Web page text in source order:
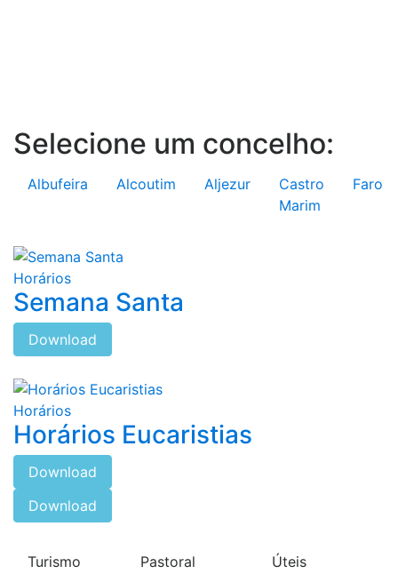
Selecione um concelho:
Albufeira Alcoutim Aljezur
Castro
Marim
Faro
Horários
Semana Santa
Download
Horários
Horários Eucaristias
Download
Download
Turismo Pastoral Úteis